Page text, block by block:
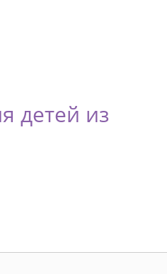
детей из